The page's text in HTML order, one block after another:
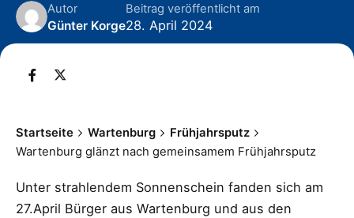
Autor
Günter Korge
Beitrag veröffentlicht am
28. April 2024
Startseite Wartenburg
Frühjahrsputz
Wartenburg glänzt nach gemeinsamem Frühjahrsputz
Unter strahlendem Sonnenschein fanden sich am
27.April Bürger aus Wartenburg und aus den